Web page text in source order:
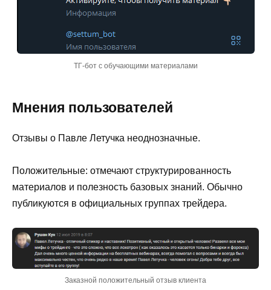
ТГ-бот с обучающими материалами
Мнения пользователей
Отзывы о Павле Летучка неоднозначные.
Положительные: отмечают структурированность
материалов и полезность базовых знаний. Обычно
публикуются в официальных группах трейдера.
Заказной положительный отзыв клиента